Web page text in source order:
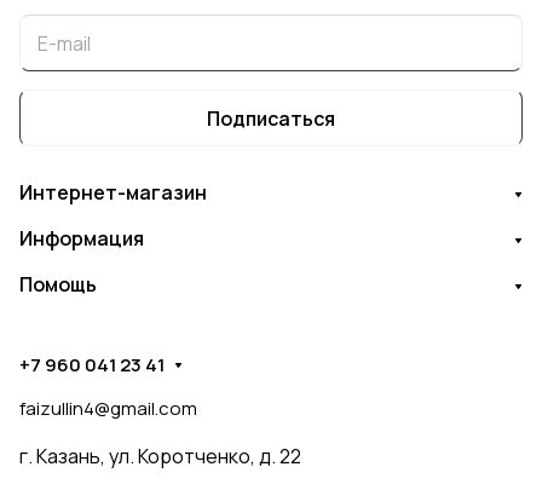
Подписаться
Интернет-магазин
Информация
Помощь
+7 960 041 23 41
faizullin4@gmail.com
г. Казань, ул. Коротченко, д. 22